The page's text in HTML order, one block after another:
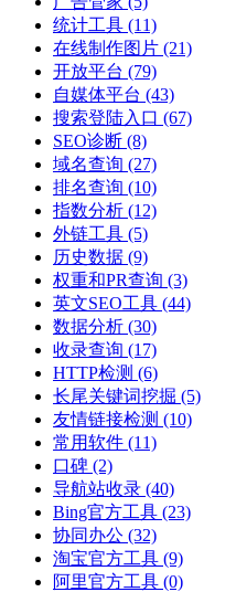
统计工具 (11)
在线制作图片 (21)
开放平台 (79)
自媒体平台 (43)
搜索登陆入口 (67)
SEO诊断 (8)
域名查询 (27)
排名查询 (10)
指数分析 (12)
外链工具 (5)
历史数据 (9)
权重和PR查询 (3)
英文SEO工具 (44)
数据分析 (30)
收录查询 (17)
HTTP检测 (6)
长尾关键词挖掘 (5)
友情链接检测 (10)
常用软件 (11)
口碑 (2)
导航站收录 (40)
Bing官方工具 (23)
协同办公 (32)
淘宝官方工具 (9)
阿里官方工具 (0)